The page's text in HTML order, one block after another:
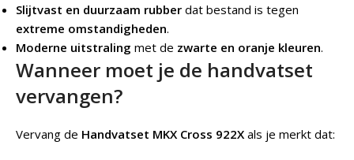
Slijtvast en duurzaam rubber dat bestand is tegen
extreme omstandigheden.
Moderne uitstraling met de zwarte en oranje kleuren.
Wanneer moet je de handvatset
vervangen?
Vervang de Handvatset MKX Cross 922X als je merkt dat: